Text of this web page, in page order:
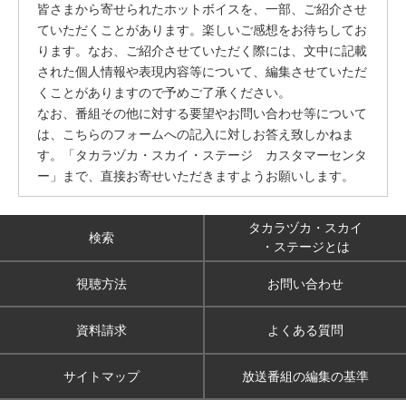
皆さまから寄せられたホットボイスを、一部、ご紹介させ
ていただくことがあります。楽しいご感想をお待ちしてお
ります。なお、ご紹介させていただく際には、文中に記載
された個人情報や表現内容等について、編集させていただ
くことがありますので予めご了承ください。
なお、番組その他に対する要望やお問い合わせ等について
は、こちらのフォームへの記入に対しお答え致しかねま
す。「タカラヅカ・スカイ・ステージ カスタマーセンタ
ー」まで、直接お寄せいただきますようお願いします。
検索
タカラヅカ・スカイ
・ステージとは
視聴方法 お問い合わせ
資料請求 よくある質問
サイトマップ 放送番組の編集の基準